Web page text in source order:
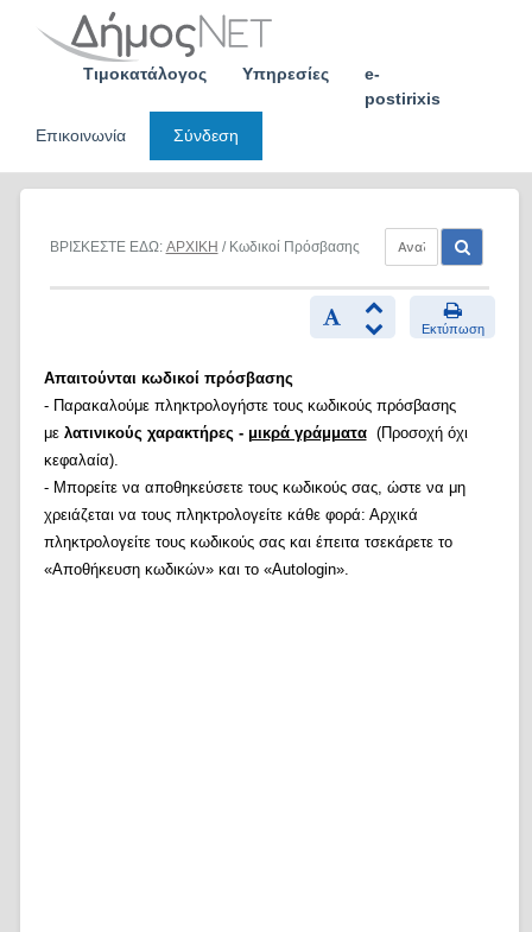
Τιμοκατάλογος Υπηρεσίες
e-
postirixis
Επικοινωνία
Σύνδεση
ΒΡΙΣΚΕΣΤΕ ΕΔΩ: ΑΡΧΙΚΗ / Κωδικοί Πρόσβασης
Εκτύπωση
Απαιτούνται κωδικοί πρόσβασης
- Παρακαλούμε πληκτρολογήστε τους κωδικούς πρόσβασης
με λατινικούς χαρακτήρες - μικρά γράμματα(Προσοχή όχι
κεφαλαία).
- Μπορείτε να αποθηκεύσετε τους κωδικούς σας, ώστε να μη
χρειάζεται να τους πληκτρολογείτε κάθε φορά: Αρχικά
πληκτρολογείτε τους κωδικούς σας και έπειτα τσεκάρετε το
«Αποθήκευση κωδικών» και το «Autologin».